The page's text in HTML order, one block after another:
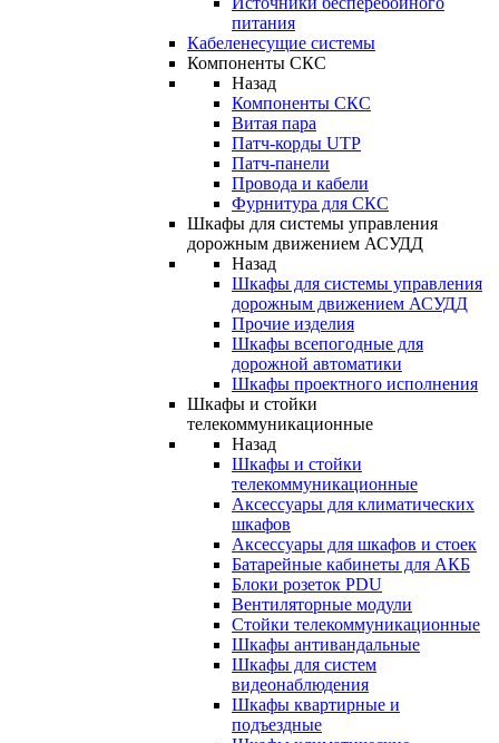
питания
Кабеленесущие системы
Компоненты СКС
Назад
Компоненты СКС
Витая пара
Патч-корды UTP
Патч-панели
Провода и кабели
Фурнитура для СКС
Шкафы для системы управления
дорожным движением АСУДД
Назад
Шкафы для системы управления
дорожным движением АСУДД
Прочие изделия
Шкафы всепогодные для
дорожной автоматики
Шкафы проектного исполнения
Шкафы и стойки
телекоммуникационные
Назад
Шкафы и стойки
телекоммуникационные
Аксессуары для климатических
шкафов
Аксессуары для шкафов и стоек
Батарейные кабинеты для АКБ
Блоки розеток PDU
Вентиляторные модули
Стойки телекоммуникационные
Шкафы антивандальные
Шкафы для систем
видеонаблюдения
Шкафы квартирные и
подъездные